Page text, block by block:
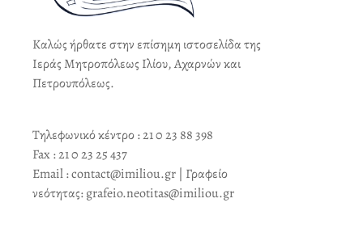
Καλώς ήρθατε στην επίσημη ιστοσελίδα της
Ιεράς Μητροπόλεως Ιλίου, Αχαρνών και
Πετρουπόλεως.
Τηλεφωνικό κέντρο : 21 0 23 88 398
Fax : 21 0 23 25 437
Email : contact@imiliou.gr | Γραφείο
νεότητας: grafeio.neotitas@imiliou.gr